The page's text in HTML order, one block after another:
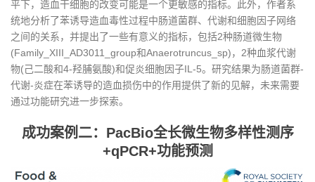
平下，造血干细胞的改变可能是一个更敏感的指标。此外，作者系
统地分析了苯诱导造血毒性过程中肠道菌群、代谢和细胞因子网络
之间的关系，并提出了一些有意义的指标，包括2种肠道微生物
(Family_XIII_AD3011_group和Anaerotruncus_sp)，2种血浆代谢
物(己二酸和4-羟脯氨酸)和促炎细胞因子IL-5。研究结果为肠道菌群-
代谢-炎症在苯诱导的造血损伤中的作用提供了新的见解，未来需要
通过功能研究进一步探索。
成功案例二：PacBio全长微生物多样性测序
+qPCR+功能预测